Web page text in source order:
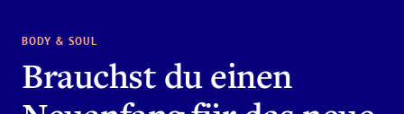
BODY & SOUL
Brauchst du einen